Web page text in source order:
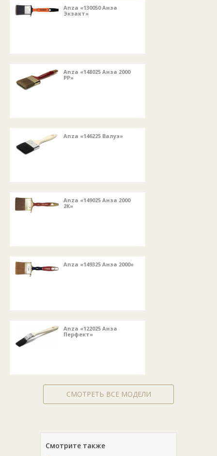
Anza «130050 Анза
Экзакт»
Anza «148025 Анза 2000
РР»
Anza «146225 Валуэ»
Anza «149025 Анза 2000
2К»
Anza «149325 Анза 2000»
Anza «122025 Анза
Перфект»
СМОТРЕТЬ ВСЕ МОДЕЛИ
Смотрите также